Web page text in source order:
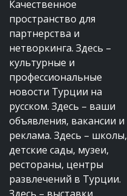
Качественное
пространство для
партнерства и
нетворкинга. Здесь –
культурные и
профессиональные
новости Турции на
русском. Здесь – ваши
объявления, вакансии и
реклама. Здесь – школы,
детские сады, музеи,
рестораны, центры
развлечений в Турции.